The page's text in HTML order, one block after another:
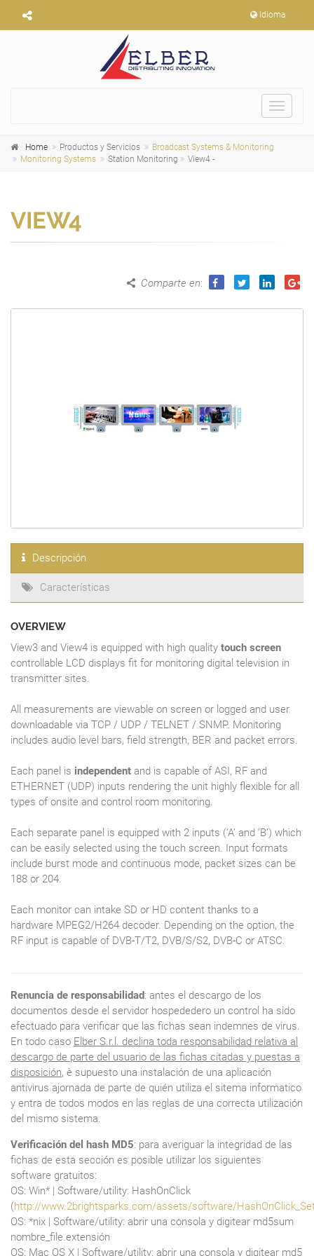
Idioma
Toggle
Home Productos y Servicios
Broadcast Systems & Monitoring
Monitoring Systems
Station Monitoring View4 -
VIEW4
Comparte en:
Descripción
Características
OVERVIEW
View3 and View4 is equipped with high quality touch screen
controllable LCD displays fit for monitoring digital television in
transmitter sites.
All measurements are viewable on screen or logged and user
downloadable via TCP / UDP / TELNET / SNMP. Monitoring
includes audio level bars, field strength, BER and packet errors.
Each panel is independent and is capable of ASI, RF and
ETHERNET (UDP) inputs rendering the unit highly flexible for all
types of onsite and control room monitoring.
Each separate panel is equipped with 2 inputs (‘A’ and ‘B’) which
can be easily selected using the touch screen. Input formats
include burst mode and continuous mode, packet sizes can be
188 or 204.
Each monitor can intake SD or HD content thanks to a
hardware MPEG2/H264 decoder. Depending on the option, the
RF input is capable of DVB-T/T2, DVB/S/S2, DVB-C or ATSC.
Renuncia de responsabilidad: antes el descargo de los
documentos desde el servidor hospededero un control ha sido
efectuado para verificar que las fichas sean indemnes de virus.
En todo caso Elber S.r.l. declina toda responsabilidad relativa al
descargo de parte del usuario de las fichas citadas y puestas a
disposición, è supuesto una instalación de una aplicación
antivirus ajornada de parte de quién utiliza el sitema informatico
y entra de todos modos en las reglas de una correcta utilización
del mismo sistema.
Verificación del hash MD5: para averiguar la integridad de las
fichas de esta sección es posible utilizar los siguientes
software gratuitos:
OS: Win* | Software/utility: HashOnClick
(http://www.2brightsparks.com/assets/software/
OS: *nix | Software/utility: abrir una consola y digitear md5sum
nombre_file.extensión
OS: Mac OS X | Software/utility: abrir una consola y digitear md5